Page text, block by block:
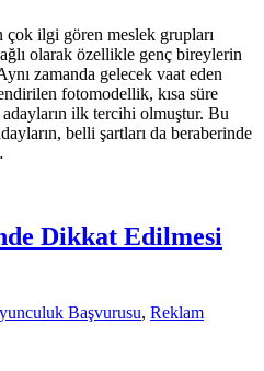
çok ilgi gören meslek grupları
olarak özellikle genç bireylerin
zamanda gelecek vaat eden
fotomodellik, kısa süre
ilk tercihi olmuştur. Bu
belli şartları da beraberinde
Dikkat Edilmesi
Başvurusu, Reklam